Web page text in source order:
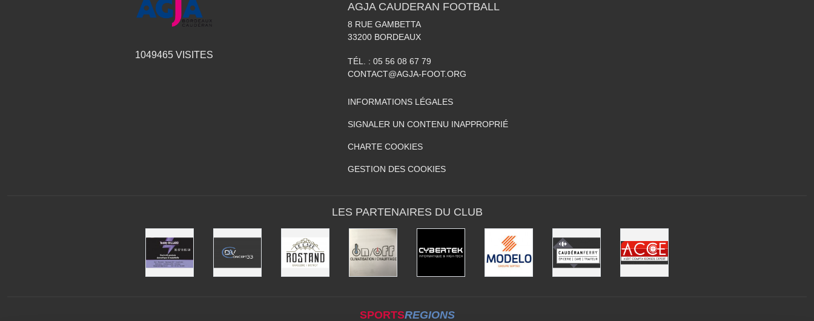
1049465VISITES
AGJA CAUDERAN FOOTBALL
8 RUE GAMBETTA
33200 BORDEAUX
TÉL. : 05 56 08 67 79
CONTACT@AGJA-FOOT.ORG
INFORMATIONS LÉGALES
SIGNALER UN CONTENU INAPPROPRIÉ
CHARTE COOKIES
GESTION DES COOKIES
LES PARTENAIRES DU CLUB
SPORTSREGIONS